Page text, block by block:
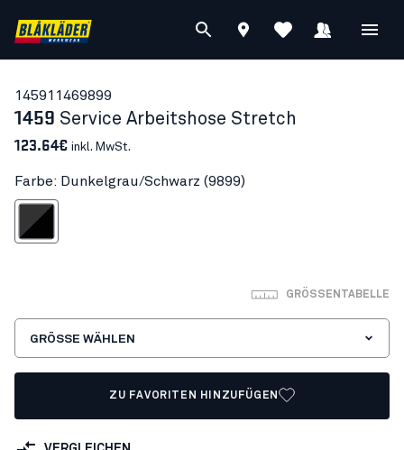
145911469899
1459 Service Arbeitshose Stretch
123.64€ inkl. MwSt.
Farbe: Dunkelgrau/Schwarz (9899)
Schwarz
GRÖSSENTABELLE
GRÖSSE WÄHLEN
ZU FAVORITEN HINZUFÜGEN